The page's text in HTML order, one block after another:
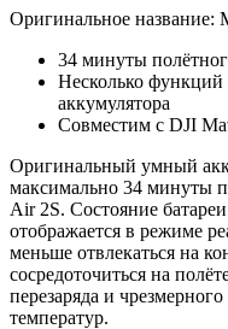
Оригинальное название:
34 минуты
Несколько функций
аккумулятора
Cовместим с DJI
Оригинальный умный
максимально 34 минуты
Air 2S. Состояние
отображается в режиме
меньше отвлекаться на
сосредоточиться на
перезаряда и
температур.